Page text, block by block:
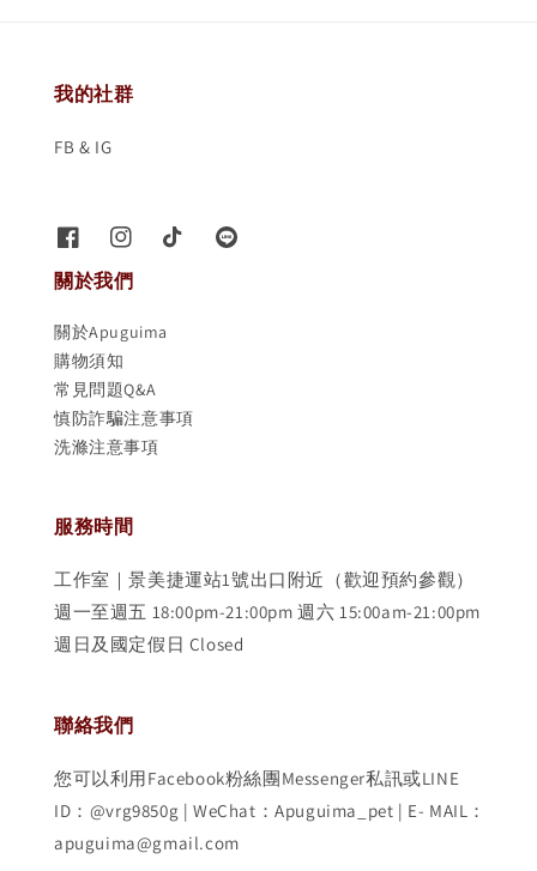
我的社群
FB & IG
關於我們
關於Apuguima
購物須知
常見問題Q&A
慎防詐騙注意事項
洗滌注意事項
服務時間
工作室｜景美捷運站1號出口附近（歡迎預約參觀）
週一至週五 18:00pm-21:00pm 週六 15:00am-21:00pm
週日及國定假日 Closed
聯絡我們
您可以利用Facebook粉絲團Messenger私訊或LINE
ID：@vrg9850g | WeChat：Apuguima_pet | E- MAIL：
apuguima@gmail.com